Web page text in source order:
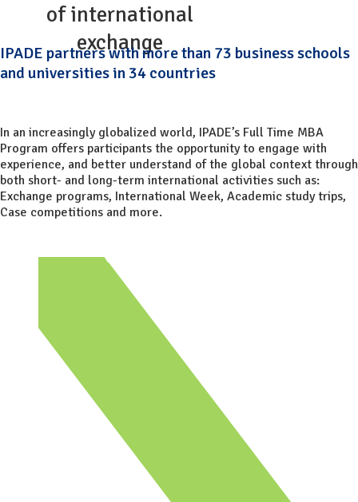
of international
exchange
IPADE partners with more than 73 business schools
and universities in 34 countries
In an increasingly globalized world, IPADE’s Full Time MBA
Program offers participants the opportunity to engage with
experience, and better understand of the global context through
both short- and long-term international activities such as:
Exchange programs, International Week, Academic study trips,
Case competitions and more.